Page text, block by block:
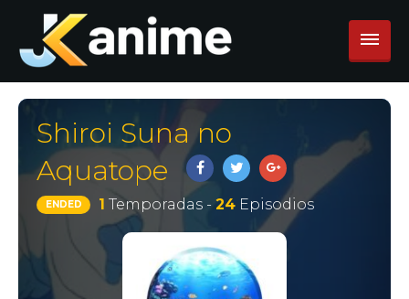
Shiroi Suna no
Aquatope
ENDED 1 Temporadas - 24Episodios